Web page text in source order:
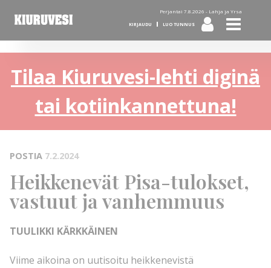
Perjantai 7.8.2026 - Lahja ja Yrsa
KIRJAUDU LUO TUNNUS
Tilaa Kiuruvesi-lehti diginä
tai kotiinkannettuna!
POSTIA 7.2.2024
Heikkenevät Pisa-tulokset,
vastuut ja vanhemmuus
TUULIKKI KÄRKKÄINEN
Viime aikoina on uutisoitu heikkenevistä